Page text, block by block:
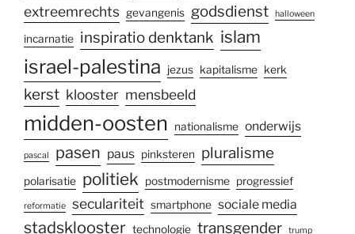
extreemrechts gevangenis godsdienst halloween
incarnatie inspiratio denktank islam
israel-palestina jezus kapitalisme kerk
kerst klooster mensbeeld
midden-oosten nationalisme onderwijs
pascal pasen paus pinksteren pluralisme
polarisatie politiek postmodernisme progressief
reformatie seculariteit smartphone sociale media
stadsklooster technologie transgender trump